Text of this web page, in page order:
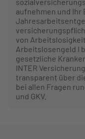
aufnehmen und Ihr
von
Arbeitslosengeld I
gesetzliche
INTER
transparent über
bei allen Fragen
und GKV.